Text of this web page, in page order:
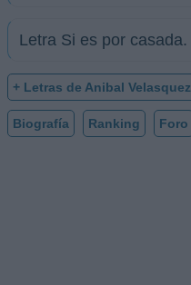
Letra Si es por casada.
+ Letras de Anibal Velasquez
Biografía Ranking Foro